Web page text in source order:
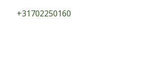
+31702250160